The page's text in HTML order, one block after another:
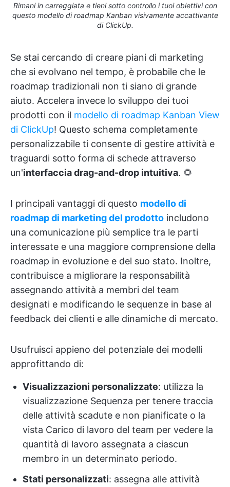
Rimani in carreggiata e tieni sotto controllo i tuoi obiettivi con
questo modello di roadmap Kanban visivamente accattivante
di ClickUp.
Se stai cercando di creare piani di marketing
che si evolvano nel tempo, è probabile che le
roadmap tradizionali non ti siano di grande
aiuto. Accelera invece lo sviluppo dei tuoi
prodotti con il modello di roadmap Kanban View
di ClickUp! Questo schema completamente
personalizzabile ti consente di gestire attività e
traguardi sotto forma di schede attraverso
un'interfaccia drag-and-drop intuitiva. 🌻
I principali vantaggi di questo modello di
roadmap di marketing del prodotto includono
una comunicazione più semplice tra le parti
interessate e una maggiore comprensione della
roadmap in evoluzione e del suo stato. Inoltre,
contribuisce a migliorare la responsabilità
assegnando attività a membri del team
designati e modificando le sequenze in base al
feedback dei clienti e alle dinamiche di mercato.
Usufruisci appieno del potenziale dei modelli
approfittando di:
Visualizzazioni personalizzate: utilizza la
visualizzazione Sequenza per tenere traccia
delle attività scadute e non pianificate o la
vista Carico di lavoro del team per vedere la
quantità di lavoro assegnata a ciascun
membro in un determinato periodo.
Stati personalizzati: assegna alle attività